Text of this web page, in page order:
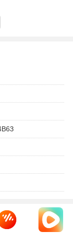
私，该app还提供
私保护的层级。
强了数据的安全
个私密的存储空
内容，确保这些